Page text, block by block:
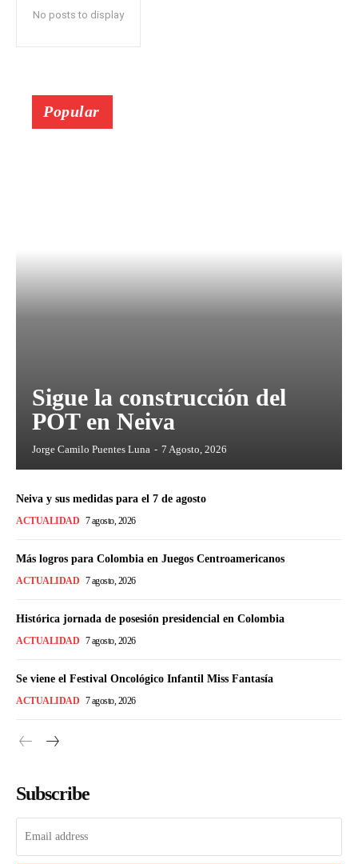
No posts to display
Popular
Sigue la construcción del
POT en Neiva
Jorge Camilo Puentes Luna - 7 Agosto, 2026
Neiva y sus medidas para el 7 de agosto
ACTUALIDAD 7 agosto, 2026
Más logros para Colombia en Juegos Centroamericanos
ACTUALIDAD 7 agosto, 2026
Histórica jornada de posesión presidencial en Colombia
ACTUALIDAD 7 agosto, 2026
Se viene el Festival Oncológico Infantil Miss Fantasía
ACTUALIDAD 7 agosto, 2026
Subscribe